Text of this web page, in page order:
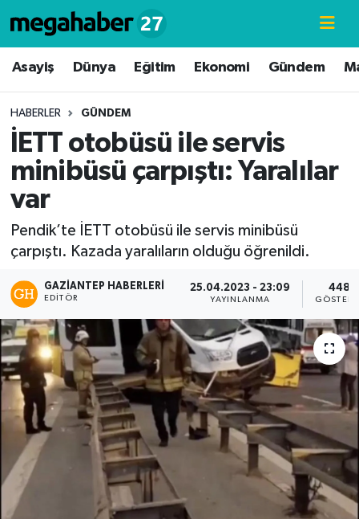
Asayiş Dünya Eğitim Ekonomi Gündem
HABERLER GÜNDEM
İETT otobüsü ile servis
minibüsü çarpıştı: Yaralılar
var
Pendik’te İETT otobüsü ile servis minibüsü
çarpıştı. Kazada yaralıların olduğu öğrenildi.
GAZIANTEP HABERLERI
EDITÖR
25.04.2023 - 23:09
YAYINLANMA
448
Hava Durumu
Süper Lig Puan Durumu ve Fikstür
Tüm Manşetler
Son Dakika Haberleri